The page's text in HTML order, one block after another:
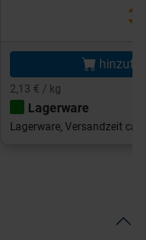
2,13 € / kg
Lagerware
Lagerware, Versandzeit ca.